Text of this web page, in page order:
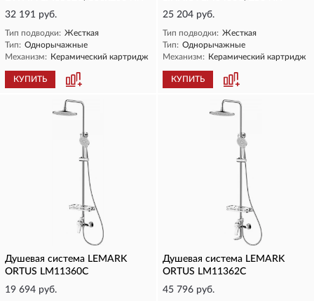
32 191 руб.
Тип подводки: Жесткая
Тип: Однорычажные
Механизм: Керамический картридж
КУПИТЬ
25 204 руб.
Тип подводки: Жесткая
Тип: Однорычажные
Механизм: Керамический картридж
КУПИТЬ
Душевая система LEMARK
ORTUS LM11360C
19 694 руб.
Душевая система LEMARK
ORTUS LM11362C
45 796 руб.